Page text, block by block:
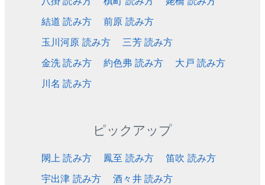
結道 読み方
前原 読み方
玉川河原 読み方
三芳 読み方
金洗 読み方
約色弗 読み方
大戸 読み方
川名 読み方
ピックアップ
閖上 読み方 鳳至 読み方
笛吹 読み方
宇出津 読み方
酒々井 読み方